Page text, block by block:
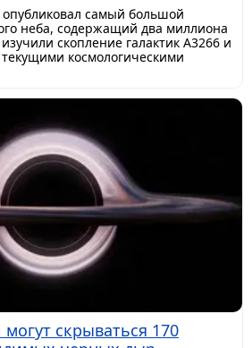
опубликовал самый большой
неба, содержащий два миллиона
скопление галактик A3266 и
космологическими
скрываться 170